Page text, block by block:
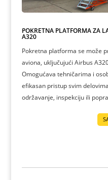
POKRETNA PLATFORMA ZA
A320
Pokretna platforma se može
aviona, uključujući Airbus
Omogućava tehničarima i
efikasan pristup svim
održavanje, inspekciju ili